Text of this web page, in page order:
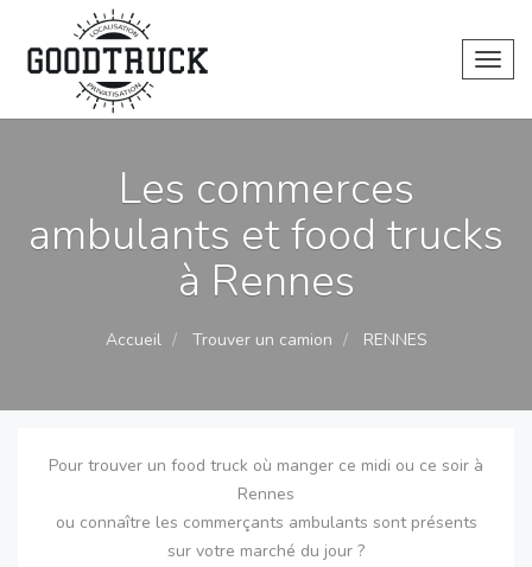
Les commerces
ambulants et food trucks
à Rennes
Accueil Trouver un camion RENNES
Pour trouver un food truck où manger ce midi ou ce soir à
Rennes
ou connaître les commerçants ambulants sont présents
sur votre marché du jour ?